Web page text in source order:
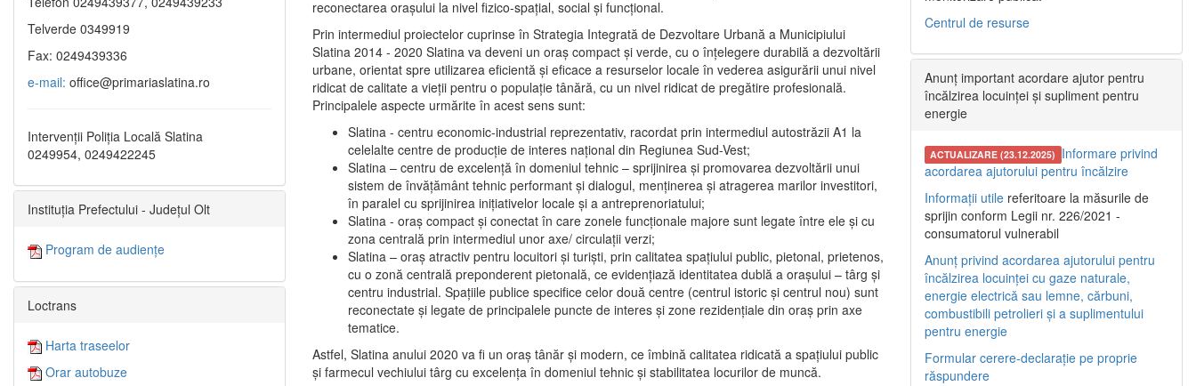
reconectarea oraşului la nivel fizico-spaţial, social şi funcţional.
Prin intermediul proiectelor cuprinse în Strategia Integrată de Dezvoltare Urbană a Municipiului
Slatina 2014 - 2020 Slatina va deveni un oraş compact şi verde, cu o înţelegere durabilă a dezvoltării
urbane, orientat spre utilizarea eficientă şi eficace a resurselor locale în vederea asigurării unui nivel
ridicat de calitate a vieţii pentru o populaţie tânără, cu un nivel ridicat de pregătire profesională.
Principalele aspecte urmărite în acest sens sunt:
Slatina - centru economic-industrial reprezentativ, racordat prin intermediul autostrăzii A1 la
celelalte centre de producţie de interes naţional din Regiunea Sud-Vest;
Slatina – centru de excelenţă în domeniul tehnic – sprijinirea şi promovarea dezvoltării unui
sistem de învăţământ tehnic performant şi dialogul, menţinerea şi atragerea marilor investitori,
în paralel cu sprijinirea iniţiativelor locale şi a antreprenoriatului;
Slatina - oraş compact şi conectat în care zonele funcţionale majore sunt legate între ele şi cu
zona centrală prin intermediul unor axe/ circulații verzi;
Slatina – oraş atractiv pentru locuitori şi turişti, prin calitatea spaţiului public, pietonal, prietenos,
cu o zonă centrală preponderent pietonală, ce evidenţiază identitatea dublă a oraşului – târg şi
centru industrial. Spaţiile publice specifice celor două centre (centrul istoric şi centrul nou) sunt
reconectate şi legate de principalele puncte de interes şi zone rezidenţiale din oraş prin axe
tematice.
Astfel, Slatina anului 2020 va fi un oraş tânăr şi modern, ce îmbină calitatea ridicată a spaţiului public
şi farmecul vechiului târg cu excelenţa în domeniul tehnic şi stabilitatea locurilor de muncă.
Telverde 0349919
Fax: 0249439336
e-mail: office@primariaslatina.ro
Intervenții Poliția Locală Slatina
0249954, 0249422245
Instituția Prefectului - Județul Olt
Program de audiențe
Loctrans
Harta traseelor
Orar autobuze
Centrul de resurse
Anunț important acordare ajutor pentru
încălzirea locuinței și supliment pentru
energie
ACTUALIZARE (23.12.2025) Informare privind
acordarea ajutorului pentru încălzire
Informații utile referitoare la măsurile de
sprijin conform Legii nr. 226/2021 -
consumatorul vulnerabil
Anunț privind acordarea ajutorului pentru
încălzirea locuinței cu gaze naturale,
energie electrică sau lemne, cărbuni,
combustibili petrolieri și a suplimentului
pentru energie
Formular cerere-declarație pe proprie
răspundere